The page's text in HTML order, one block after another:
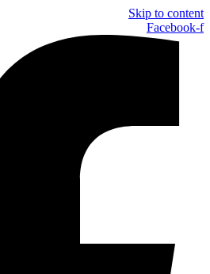
Skip to content
Facebook-f